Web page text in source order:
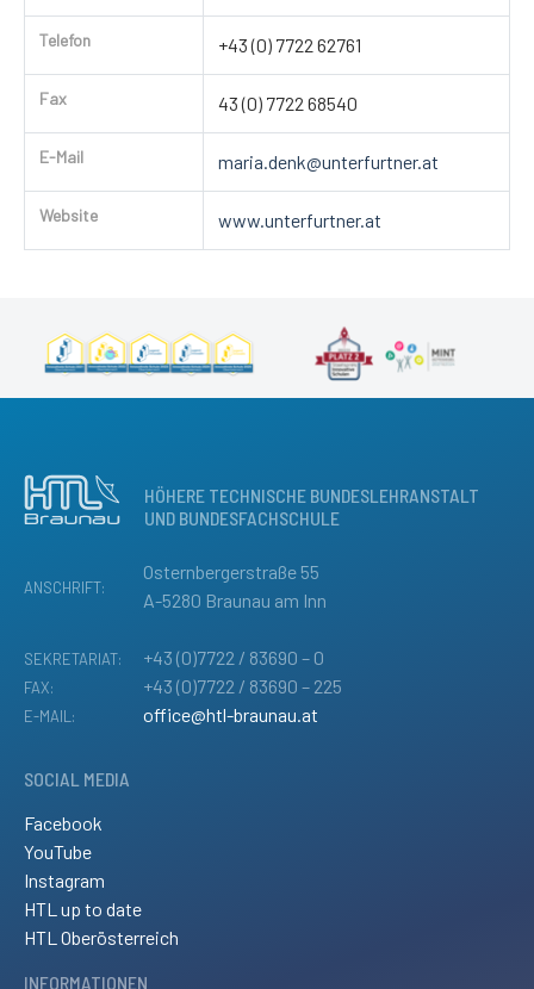
Telefon +43 (0) 7722 62761
Fax 43 (0) 7722 68540
E-Mail maria.denk@unterfurtner.at
Website www.unterfurtner.at
HÖHERE TECHNISCHE BUNDESLEHRANSTALT
UND BUNDESFACHSCHULE
ANSCHRIFT:
Osternbergerstraße 55
A-5280 Braunau am Inn
SEKRETARIAT: +43 (0)7722 / 83690 – 0
FAX: +43 (0)7722 / 83690 – 225
E-MAIL: office@htl-braunau.at
SOCIAL MEDIA
Facebook
YouTube
Instagram
HTL up to date
HTL Oberösterreich
INFORMATIONEN